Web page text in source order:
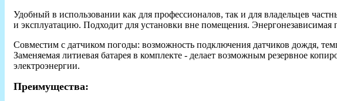
Удобный в использовании как для профессионалов, так и для владельцев
и эксплуатацию. Подходит для установки вне помещения. Энергонезависимая
Совместим с датчиком погоды: возможность подключения датчиков дождя,
Заменяемая литиевая батарея в комплекте - делает возможным резервное
электроэнергии.
Преимущества: